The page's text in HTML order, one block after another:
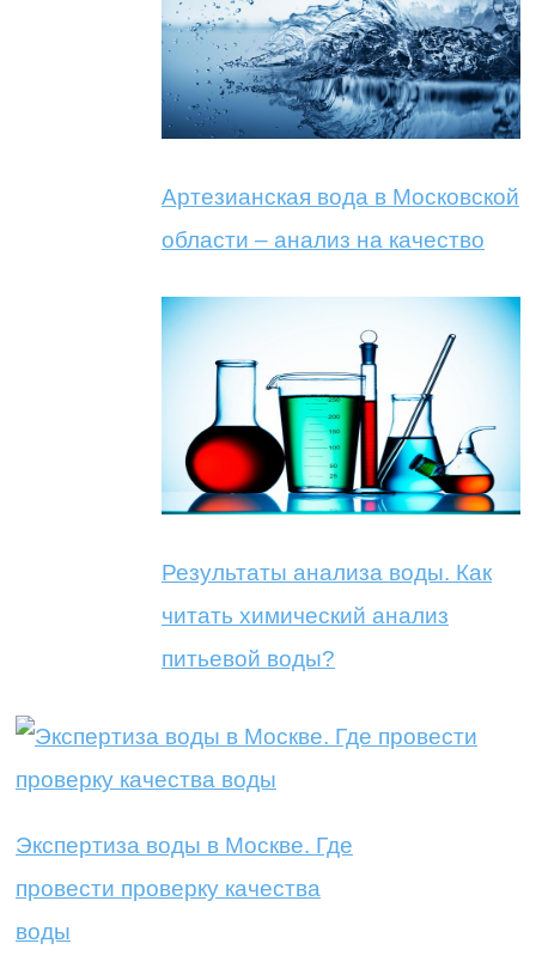
Артезианская вода в Московской
области – анализ на качество
Результаты анализа воды. Как
читать химический анализ
питьевой воды?
Экспертиза воды в Москве. Где
провести проверку качества
воды